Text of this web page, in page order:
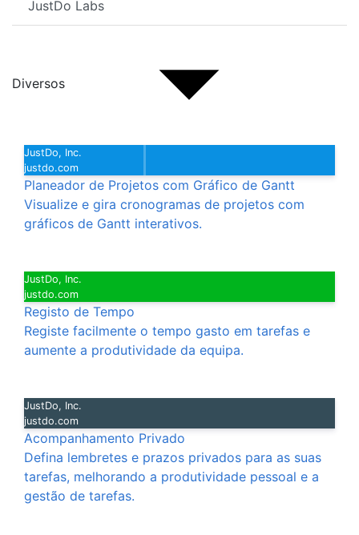
JustDo Labs
Diversos
JustDo, Inc.
justdo.com
Planeador de Projetos com Gráfico de Gantt
Visualize e gira cronogramas de projetos com
gráficos de Gantt interativos.
JustDo, Inc.
justdo.com
Registo de Tempo
Registe facilmente o tempo gasto em tarefas e
aumente a produtividade da equipa.
JustDo, Inc.
justdo.com
Acompanhamento Privado
Defina lembretes e prazos privados para as suas
tarefas, melhorando a produtividade pessoal e a
gestão de tarefas.